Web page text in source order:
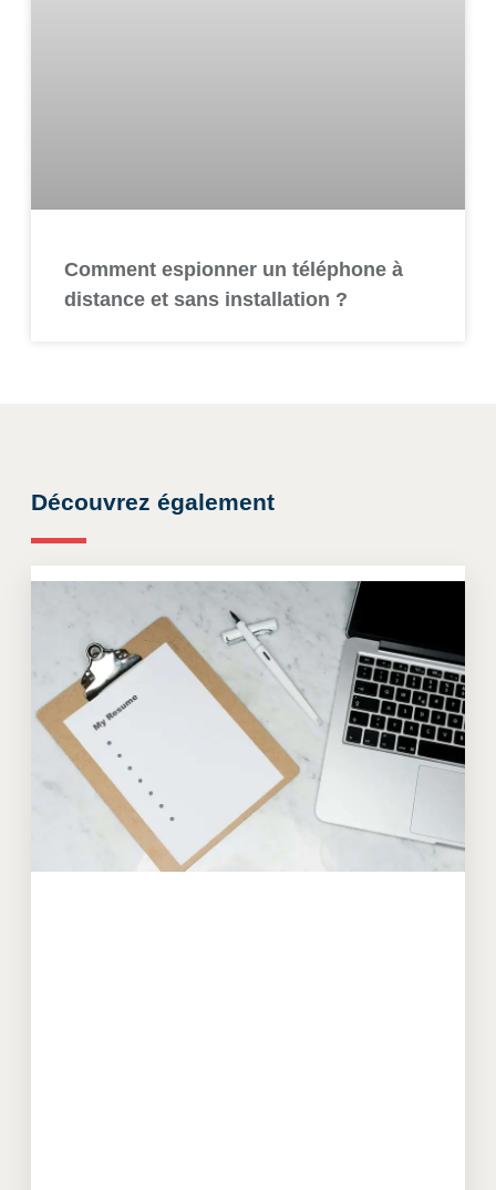
Comment espionner un téléphone à
distance et sans installation ?
Découvrez également